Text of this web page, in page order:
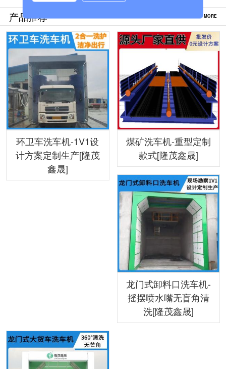
产品推荐 MORE
环卫车洗车机-1V1设
计方案定制生产[隆茂
鑫晟]
煤矿洗车机-重型定制
款式[隆茂鑫晟]
龙门式卸料口洗车机-
摇摆喷水嘴无盲角清
洗[隆茂鑫晟]